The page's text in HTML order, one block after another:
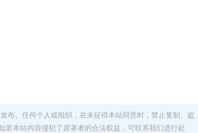
布。任何个人或组织，在未征得本站同意时，禁止复制、盗
本站内容侵犯了原著者的合法权益，可联系我们进行处